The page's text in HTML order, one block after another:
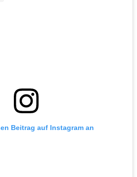
Beitrag auf Instagram an